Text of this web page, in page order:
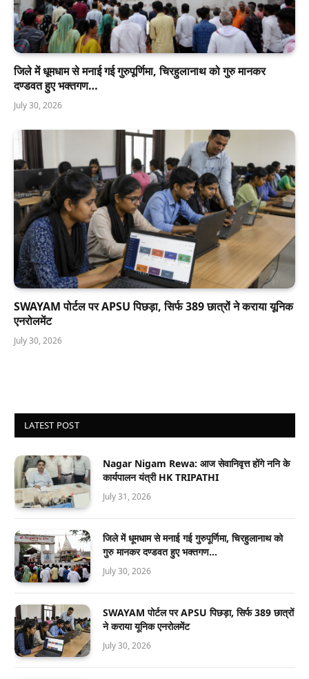
जिले में धूमधाम से मनाई गई गुरुपूर्णिमा, चिरहुलानाथ को गुरु मानकर
दण्डवत हुए भक्तगण…
July 30, 2026
SWAYAM पोर्टल पर APSU पिछड़ा, सिर्फ 389 छात्रों ने कराया यूनिक
एनरोलमेंट
July 30, 2026
LATEST POST
Nagar Nigam Rewa: आज सेवानिवृत्त होंगे ननि के
कार्यपालन यंत्री HK TRIPATHI
July 31, 2026
जिले में धूमधाम से मनाई गई गुरुपूर्णिमा, चिरहुलानाथ को
गुरु मानकर दण्डवत हुए भक्तगण…
July 30, 2026
SWAYAM पोर्टल पर APSU पिछड़ा, सिर्फ 389 छात्रों
ने कराया यूनिक एनरोलमेंट
July 30, 2026